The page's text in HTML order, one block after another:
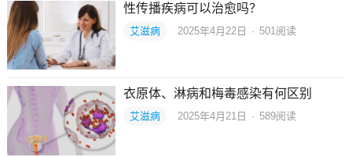
性传播疾病可以治愈吗？
艾滋病 2025年4月22日 · 501 阅读
衣原体、淋病和梅毒感染有何区别
艾滋病 2025年4月21日 · 589阅读